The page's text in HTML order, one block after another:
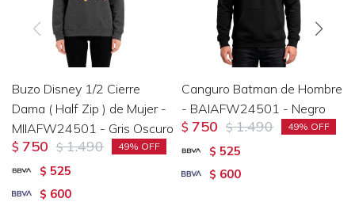
Buzo Disney 1/2 Cierre
Dama ( Half Zip ) de Mujer -
MIIAFW24501 - Gris Oscuro
$ 750 $ 1.490 49
$ 525
$ 600
Canguro Batman de Hombre
- BAIAFW24501 - Negro
$ 750 $ 1.490 49
$ 525
$ 600